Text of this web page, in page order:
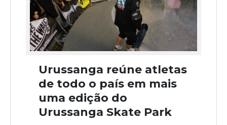
Urussanga reúne atletas
de todo o país em mais
uma edição do
Urussanga Skate Park